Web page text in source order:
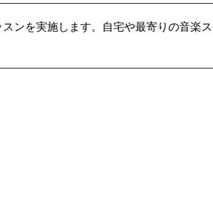
ンを実施します。自宅や最寄りの音楽